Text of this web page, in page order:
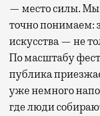
— место силы. Мы
точно понимаем:
искусства — не
По масштабу
публика
уже немного
где люди